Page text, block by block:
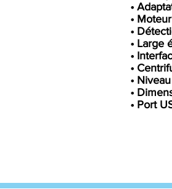
•
•
•
• Large
•
•
•
•
• Port